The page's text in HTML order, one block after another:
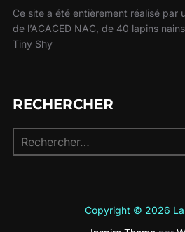
Ce site a été entièrement réalisé par
de l’ACACED NAC, de 40 lapins
Tiny Shy
RECHERCHER
pour :
Copyright © 2026